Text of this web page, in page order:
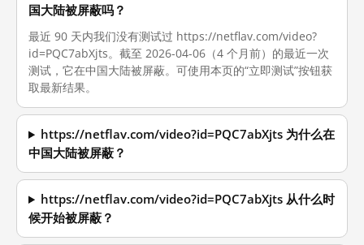
国大陆被屏蔽吗？
最近 90 天内我们没有测试过 https://netflav.com/video?
id=PQC7abXjts。截至 2026-04-06（4 个月前）的最近一次
测试，它在中国大陆被屏蔽。可使用本页的“立即测试”按钮获
取最新结果。
https://netflav.com/video?id=PQC7abXjts 为什么在
中国大陆被屏蔽？
https://netflav.com/video?id=PQC7abXjts 从什么时
候开始被屏蔽？